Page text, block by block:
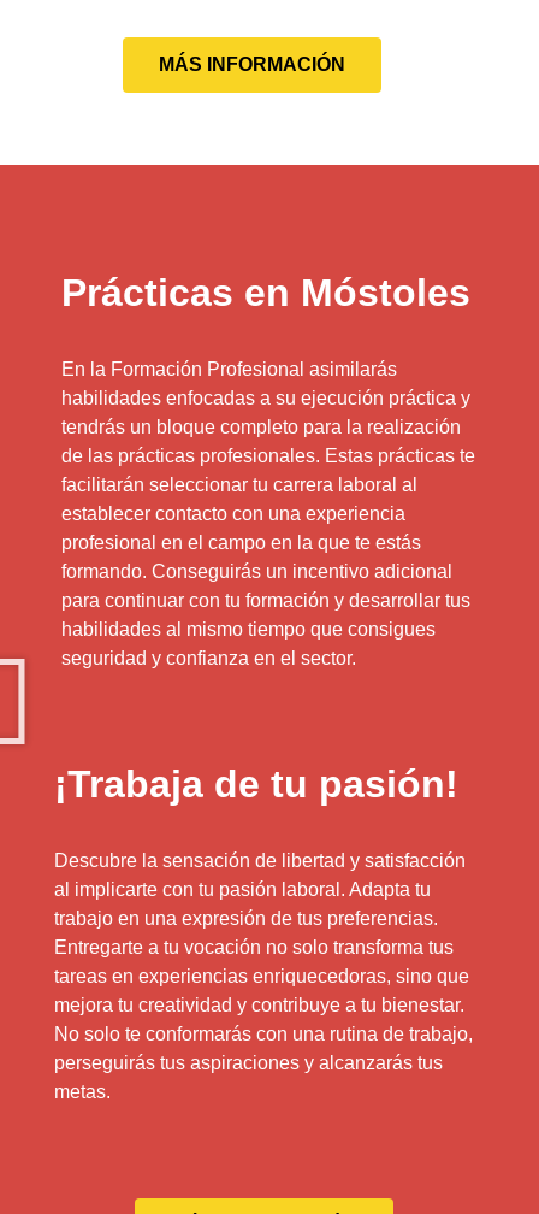
MÁS INFORMACIÓN
Prácticas en Móstoles
En la Formación Profesional asimilarás
habilidades enfocadas a su ejecución práctica y
tendrás un bloque completo para la realización
de las prácticas profesionales. Estas prácticas te
facilitarán seleccionar tu carrera laboral al
establecer contacto con una experiencia
profesional en el campo en la que te estás
formando. Conseguirás un incentivo adicional
para continuar con tu formación y desarrollar tus
habilidades al mismo tiempo que consigues
seguridad y confianza en el sector.
¡Trabaja de tu pasión!
Descubre la sensación de libertad y satisfacción
al implicarte con tu pasión laboral. Adapta tu
trabajo en una expresión de tus preferencias.
Entregarte a tu vocación no solo transforma tus
tareas en experiencias enriquecedoras, sino que
mejora tu creatividad y contribuye a tu bienestar.
No solo te conformarás con una rutina de trabajo,
perseguirás tus aspiraciones y alcanzarás tus
metas.